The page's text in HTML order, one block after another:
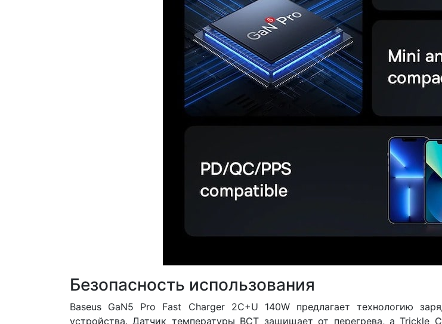
Безопасность использования
Baseus GaN5 Pro Fast Charger 2C+U 140W предлагает технологию
устройства. Датчик температуры BCT защищает от перегрева, а Trickle